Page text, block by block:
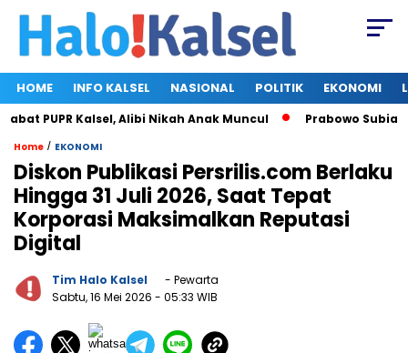
HOME INFO KALSEL NASIONAL POLITIK EKONOMI
PUPR Kalsel, Alibi Nikah Anak Muncul Prabowo Subianto
Home / EKONOMI
Diskon Publikasi Persrilis.com Berlaku
Hingga 31 Juli 2026, Saat Tepat
Korporasi Maksimalkan Reputasi
Digital
Tim Halo Kalsel
- Pewarta
Sabtu, 16 Mei 2026 - 05:33 WIB